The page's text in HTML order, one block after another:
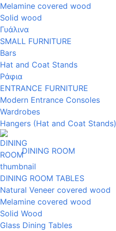
Melamine covered wood
Solid wood
Γυάλινα
SMALL FURNITURE
Bars
Hat and Coat Stands
Ράφια
ENTRANCE FURNITURE
Modern Entrance Consoles
Wardrobes
Hangers (Hat and Coat Stands)
DINING ROOM
DINING ROOM TABLES
Natural Veneer covered wood
Melamine covered wood
Solid Wood
Glass Dining Tables